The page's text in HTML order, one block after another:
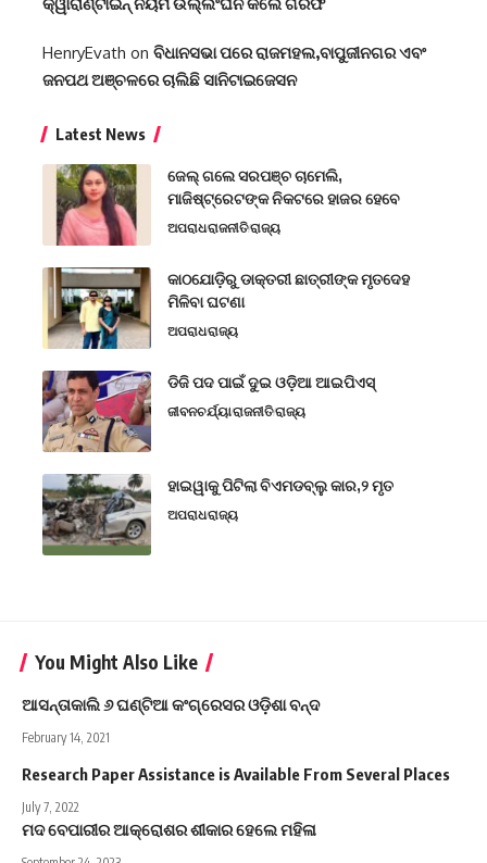
HenryEvath on ବିଧାନସଭା ପରେ ରାଜମହଲ,ବାପୁଜୀନଗର ଏବଂ
ଜନପଥ ଅଞ୍ଚଳରେ ଚାଲିଛି ସାନିଟାଇଜେସନ
Latest News
ଜେଲ୍ ଗଲେ ସରପଞ୍ଚ ଚାମେଲି,
ମାଜିଷ୍ଟ୍ରେଟଙ୍କ ନିକଟରେ ହାଜର ହେବେ
ଅପରାଧରାଜନୀତିରାଜ୍ୟ
କାଠଯୋଡ଼ିରୁ ଡାକ୍ତରୀ ଛାତ୍ରୀଙ୍କ ମୃତଦେହ
ମିଳିବା ଘଟଣା
ଅପରାଧରାଜ୍ୟ
ଡିଜି ପଦ ପାଇଁ ଦୁଇ ଓଡ଼ିଆ ଆଇପିଏସ୍
ଜୀବନଚର୍ଯ୍ୟାରାଜନୀତିରାଜ୍ୟ
ହାଇୱାକୁ ପିଟିଲା ବିଏମଡବ୍ଲୁ କାର,୨ ମୃତ
ଅପରାଧରାଜ୍ୟ
You Might Also Like
ଆସନ୍ତାକାଲି ୬ ଘଣ୍ଟିଆ କଂଗ୍ରେସର ଓଡ଼ିଶା ବନ୍ଦ
February 14, 2021
Research Paper Assistance is Available From Several Places
July 7, 2022
ମଦ ବେପାରୀର ଆକ୍ରୋଶର ଶୀକାର ହେଲେ ମହିଳା